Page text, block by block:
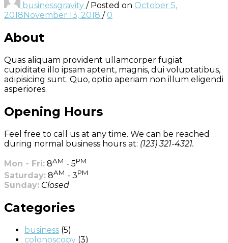
businessgravity / Posted on October 5,
2018November 13, 2018 / 0
About
Quas aliquam provident ullamcorper fugiat
cupiditate illo ipsam aptent, magnis, dui voluptatibus,
adipisicing sunt. Quo, optio aperiam non illum eligendi
asperiores.
Opening Hours
Feel free to call us at any time. We can be reached
during normal business hours at: (123) 321-4321.
Mon - Fri: 8AM - 5PM
Saturday: 8AM - 3PM
Sunday: Closed
Categories
business (5)
colonoscopy (3)